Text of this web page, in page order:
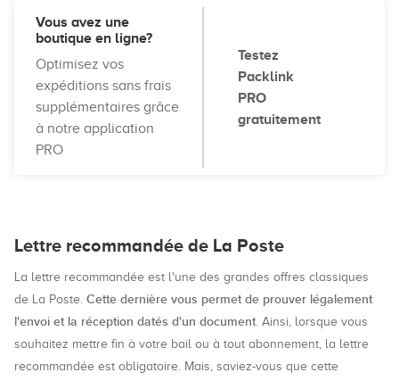
Vous avez une
boutique en ligne?
Optimisez vos
expéditions sans frais
supplémentaires grâce
à notre application
PRO
Testez
Packlink
PRO
gratuitement
Lettre recommandée de La Poste
La lettre recommandée est l'une des grandes offres classiques
de La Poste. Cette dernière vous permet de prouver légalement
l'envoi et la réception datés d'un document. Ainsi, lorsque vous
souhaitez mettre fin à votre bail ou à tout abonnement, la lettre
recommandée est obligatoire. Mais, saviez-vous que cette